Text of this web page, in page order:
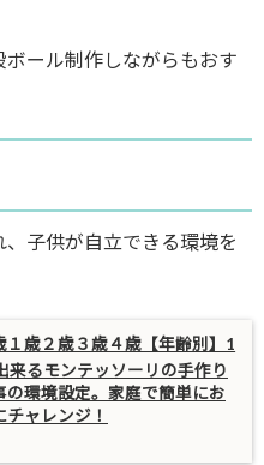
ール制作しながらもおす
子供が自立できる環境を
１歳２歳３歳４歳【年齢別】1
来るモンテッソーリの手作り
の環境設定。家庭で簡単にお
ャレンジ！